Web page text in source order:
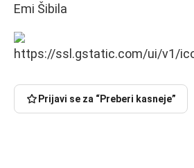
Emi Šibila
Prijavi se za “Preberi kasneje”